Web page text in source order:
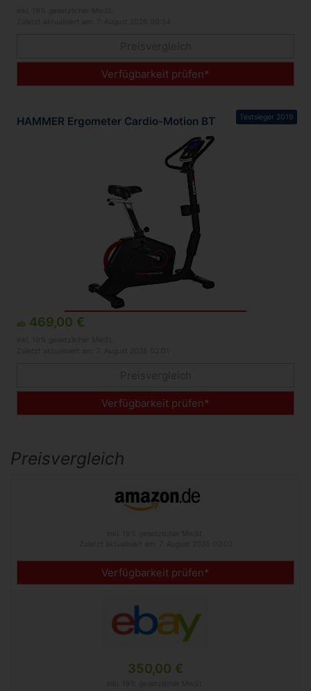
Verfügbarkeit prüfen*
Testsieger 2019
HAMMER Ergometer Cardio-Motion BT
ab 469,00 €
Verfügbarkeit prüfen*
Preisvergleich
Verfügbarkeit prüfen*
350,00 €